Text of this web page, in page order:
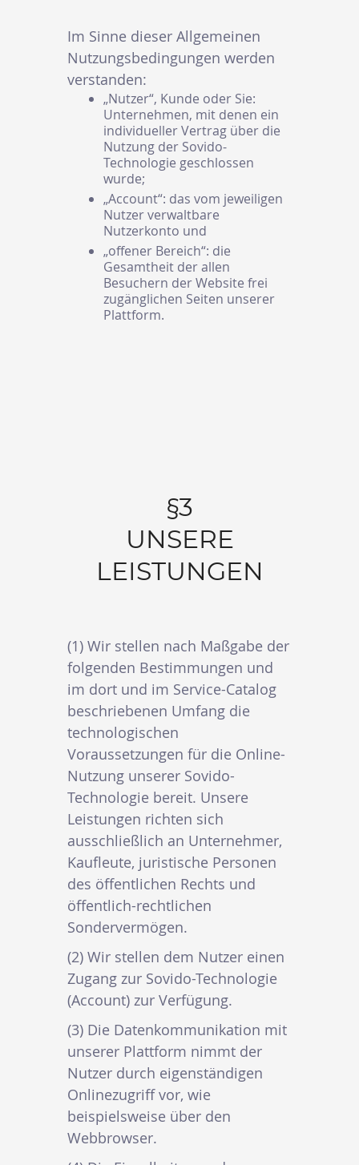
Im Sinne dieser Allgemeinen
Nutzungsbedingungen werden
verstanden:
„Nutzer“, Kunde oder Sie:
Unternehmen, mit denen ein
individueller Vertrag über die
Nutzung der Sovido-
Technologie geschlossen
wurde;
„Account“: das vom jeweiligen
Nutzer verwaltbare
Nutzerkonto und
„offener Bereich“: die
Gesamtheit der allen
Besuchern der Website frei
zugänglichen Seiten unserer
Plattform.
§3
UNSERE
LEISTUNGEN
(1) Wir stellen nach Maßgabe der
folgenden Bestimmungen und
im dort und im Service-Catalog
beschriebenen Umfang die
technologischen
Voraussetzungen für die Online-
Nutzung unserer Sovido-
Technologie bereit. Unsere
Leistungen richten sich
ausschließlich an Unternehmer,
Kaufleute, juristische Personen
des öffentlichen Rechts und
öffentlich-rechtlichen
Sondervermögen.
(2) Wir stellen dem Nutzer einen
Zugang zur Sovido-Technologie
(Account) zur Verfügung.
(3) Die Datenkommunikation mit
unserer Plattform nimmt der
Nutzer durch eigenständigen
Onlinezugriff vor, wie
beispielsweise über den
Webbrowser.